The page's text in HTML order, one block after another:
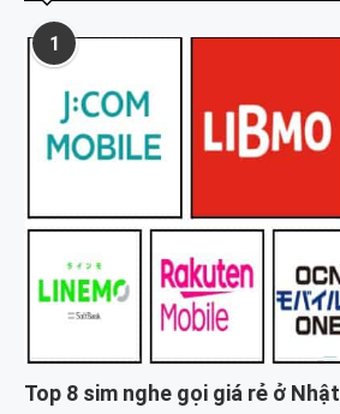
1
Top 8 sim nghe gọi giá rẻ ở Nhật